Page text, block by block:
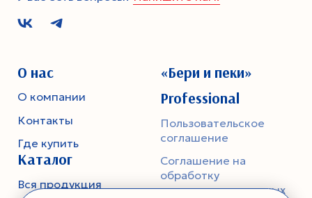
О нас
О компании
Контакты
Где купить
Каталог
Вся продукция
«Бери и пеки»
Professional
Пользовательское
соглашение
Соглашение на
обработку
персональных данных